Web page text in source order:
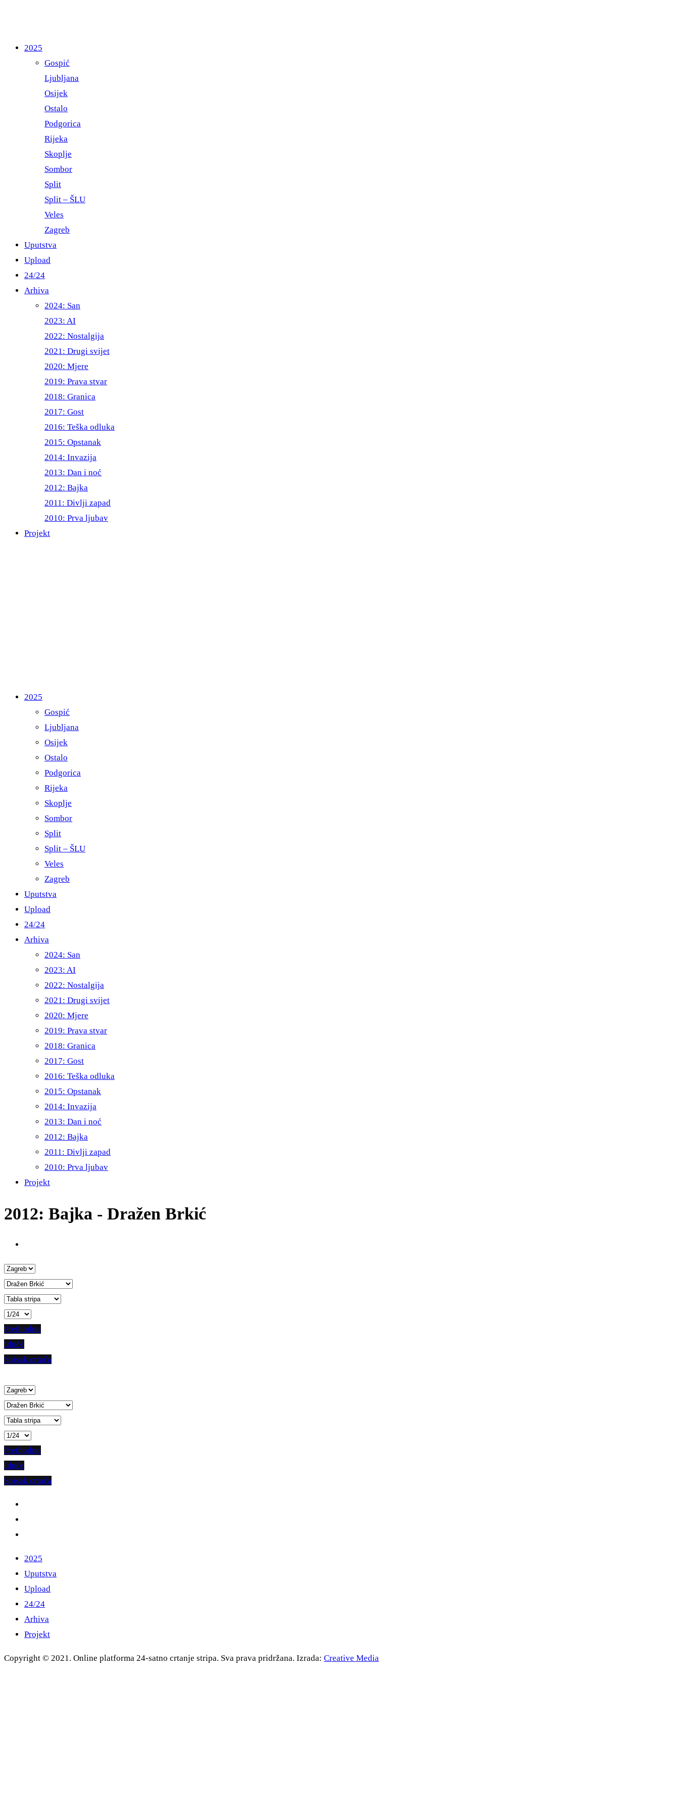
2025
Gospić
Ljubljana
Osijek
Ostalo
Podgorica
Rijeka
Skoplje
Sombor
Split
Split – ŠLU
Veles
Zagreb
Uputstva
Upload
24/24
Arhiva
2024: San
2023: AI
2022: Nostalgija
2021: Drugi svijet
2020: Mjere
2019: Prava stvar
2018: Granica
2017: Gost
2016: Teška odluka
2015: Opstanak
2014: Invazija
2013: Dan i noć
2012: Bajka
2011: Divlji zapad
2010: Prva ljubav
Projekt
2025
Gospić
Ljubljana
Osijek
Ostalo
Podgorica
Rijeka
Skoplje
Sombor
Split
Split – ŠLU
Veles
Zagreb
Uputstva
Upload
24/24
Arhiva
2024: San
2023: AI
2022: Nostalgija
2021: Drugi svijet
2020: Mjere
2019: Prava stvar
2018: Granica
2017: Gost
2016: Teška odluka
2015: Opstanak
2014: Invazija
2013: Dan i noć
2012: Bajka
2011: Divlji zapad
2010: Prva ljubav
Projekt
2012: Bajka - Dražen Brkić
Prethodno
Iduće
Spisak crtača
Prethodno
Iduće
Spisak crtača
2025
Uputstva
Upload
24/24
Arhiva
Projekt
Copyright © 2021. Online platforma 24-satno crtanje stripa. Sva prava pridržana. Izrada: Creative Media